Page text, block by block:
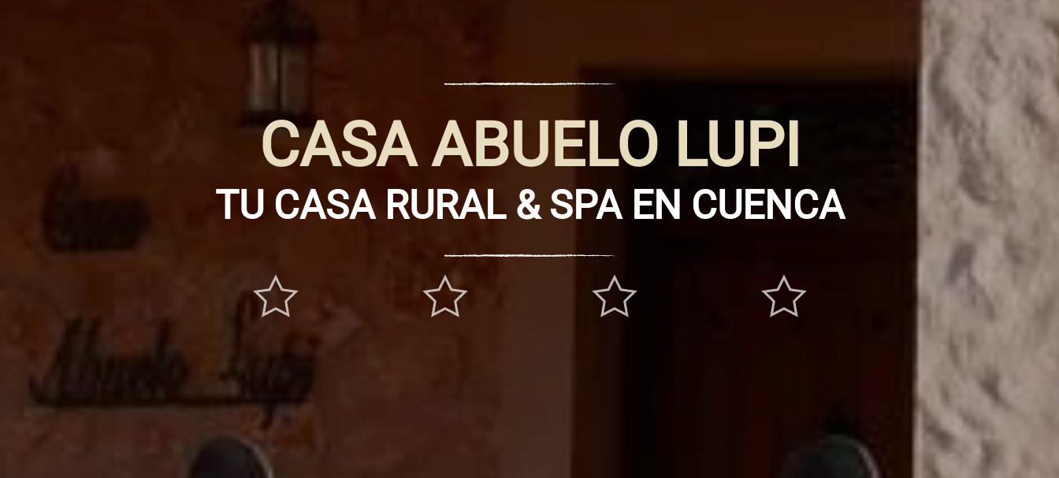
CASA ABUELO LUPI
TU CASA RURAL & SPA EN CUENCA